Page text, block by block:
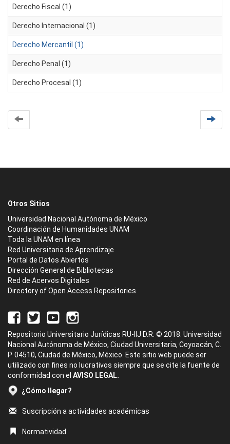
Derecho Fiscal (1)
Derecho Internacional (1)
Derecho Mercantil (1)
Derecho Penal (1)
Derecho Procesal (1)
Otros Sitios
Universidad Nacional Autónoma de México
Coordinación de Humanidades UNAM
Toda la UNAM en línea
Red Universitaria de Aprendizaje
Portal de Datos Abiertos
Dirección General de Bibliotecas
Red de Acervos Digitales
Directory of Open Access Repositories
Repositorio Universitario Jurídicas RU-IIJ D.R. © 2018. Universidad
Nacional Autónoma de México, Ciudad Universitaria, Coyoacán, C.
P. 04510, Ciudad de México, México. Este sitio web puede ser
utilizado con fines no lucrativos siempre que se cite la fuente de
conformidad con el AVISO LEGAL.
¿Cómo llegar?
Suscripción a actividades académicas
Normatividad